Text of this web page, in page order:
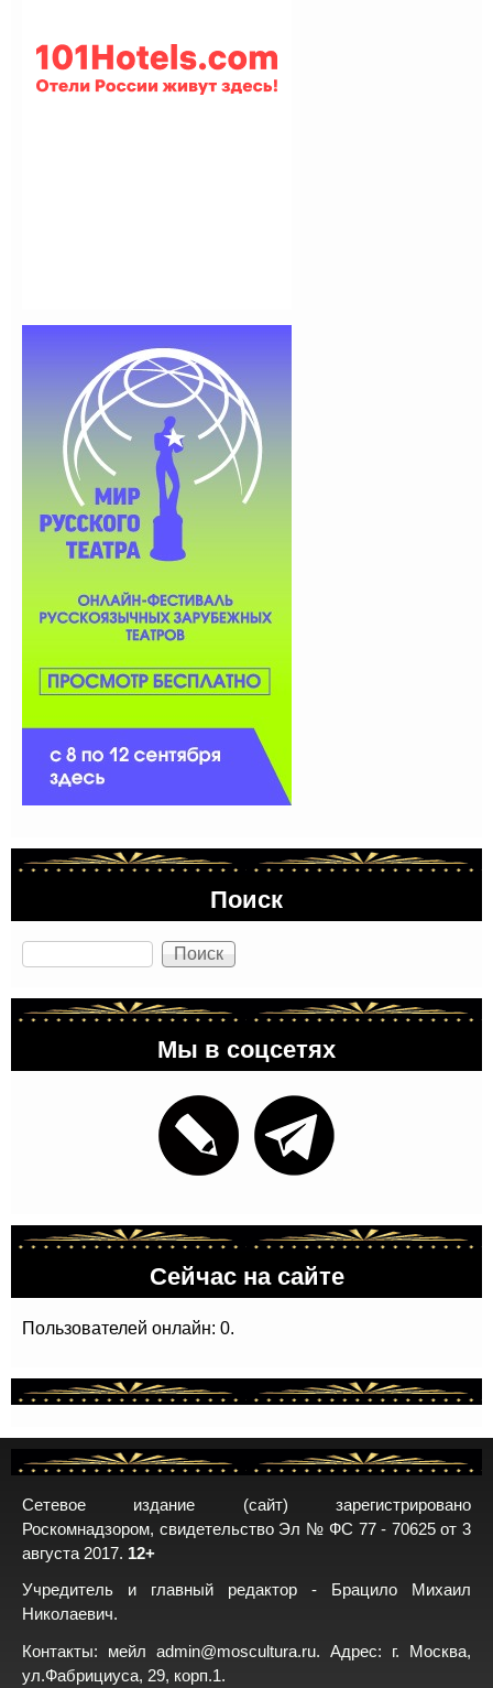
Поиск
Поиск
Мы в соцсетях
Сейчас на сайте
Пользователей онлайн: 0.
Сетевое издание (сайт) зарегистрировано
Роскомнадзором, свидетельство Эл № ФС 77 - 70625 от 3
августа 2017. 12+
Учредитель и главный редактор - Брацило Михаил
Николаевич.
Контакты: мейл admin@moscultura.ru. Адрес: г. Москва,
ул.Фабрициуса, 29, корп.1.